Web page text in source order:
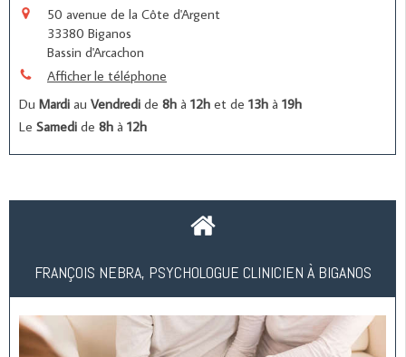
50 avenue de la Côte d'Argent
33380 Biganos
Bassin d'Arcachon
Afficher le téléphone
Du Mardi au Vendredi de 8h à 12h et de 13h à 19h
Le Samedi de 8h à 12h
FRANÇOIS NEBRA, PSYCHOLOGUE CLINICIEN À BIGANOS